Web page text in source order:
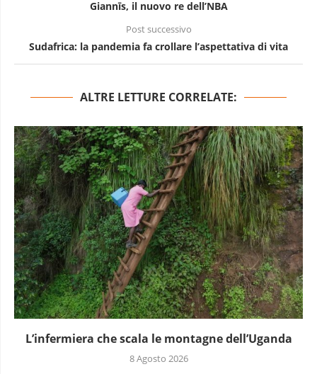
Giannīs, il nuovo re dell’NBA
Post successivo
Sudafrica: la pandemia fa crollare l’aspettativa di vita
ALTRE LETTURE CORRELATE:
L’infermiera che scala le montagne dell’Uganda
8 Agosto 2026